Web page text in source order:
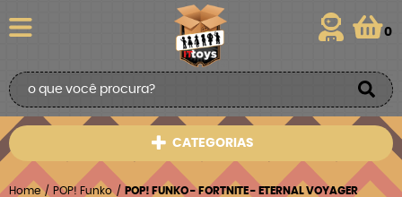
0
CATEGORIAS
Home POP! Funko POP! FUNKO - FORTNITE - ETERNAL VOYAGER